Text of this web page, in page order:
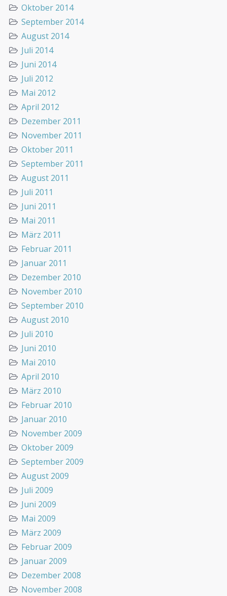
Oktober 2014
September 2014
August 2014
Juli 2014
Juni 2014
Juli 2012
Mai 2012
April 2012
Dezember 2011
November 2011
Oktober 2011
September 2011
August 2011
Juli 2011
Juni 2011
Mai 2011
März 2011
Februar 2011
Januar 2011
Dezember 2010
November 2010
September 2010
August 2010
Juli 2010
Juni 2010
Mai 2010
April 2010
März 2010
Februar 2010
Januar 2010
November 2009
Oktober 2009
September 2009
August 2009
Juli 2009
Juni 2009
Mai 2009
März 2009
Februar 2009
Januar 2009
Dezember 2008
November 2008